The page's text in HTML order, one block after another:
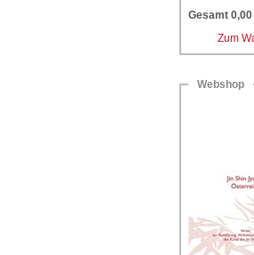
Gesamt 0,00
Zum
Webshop